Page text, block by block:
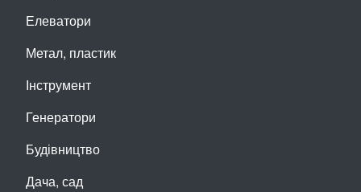
Елеватори
Метал, пластик
Інструмент
Генератори
Будівництво
Дача, сад